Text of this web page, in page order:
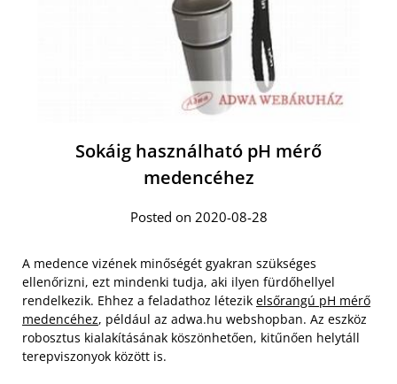
Sokáig használható pH mérő
medencéhez
Posted on 2020-08-28
A medence vizének minőségét gyakran szükséges
ellenőrizni, ezt mindenki tudja, aki ilyen fürdőhellyel
rendelkezik. Ehhez a feladathoz létezik elsőrangú pH mérő
medencéhez, például az adwa.hu webshopban. Az eszköz
robosztus kialakításának köszönhetően, kitűnően helytáll
terepviszonyok között is.